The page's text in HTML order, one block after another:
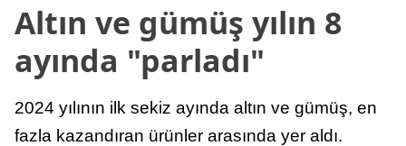
Altın ve gümüş yılın 8
ayında "parladı"
2024 yılının ilk sekiz ayında altın ve gümüş, en
fazla kazandıran ürünler arasında yer aldı.